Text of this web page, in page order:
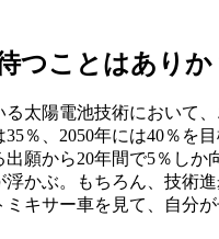
つことはありか
太陽電池技術において
％、2050年には40％を目
願から20年間で5％しか
かぶ。もちろん、技術
キサー車を見て、自分